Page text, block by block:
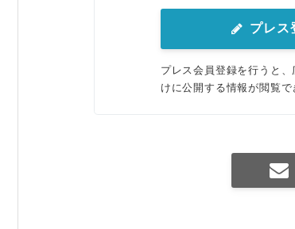
プレス
プレス会員登録を行うと
けに公開する情報が閲覧で